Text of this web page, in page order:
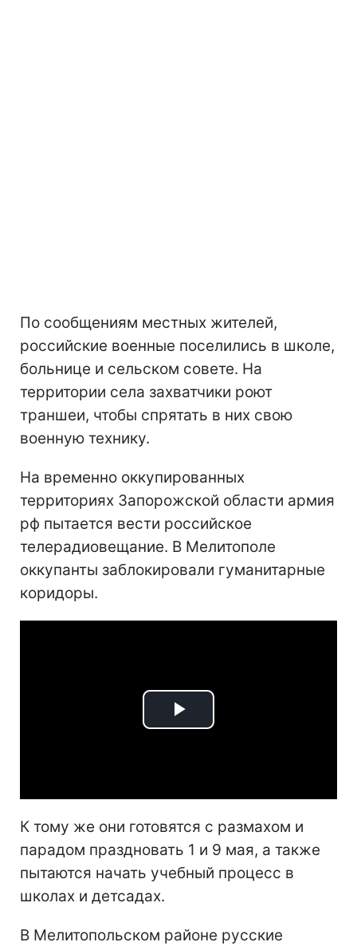
По сообщениям местных жителей,
российские военные поселились в школе,
больнице и сельском совете. На
территории села захватчики роют
траншеи, чтобы спрятать в них свою
военную технику.
На временно оккупированных
территориях Запорожской области армия
рф пытается вести российское
телерадиовещание. В Мелитополе
оккупанты заблокировали гуманитарные
коридоры.
Play
К тому же они готовятся с размахом и
парадом праздновать 1 и 9 мая, а также
пытаются начать учебный процесс в
школах и детсадах.
В Мелитопольском районе русские